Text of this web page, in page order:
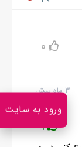
0
۳ ماه پیش
1
ورود به سایت